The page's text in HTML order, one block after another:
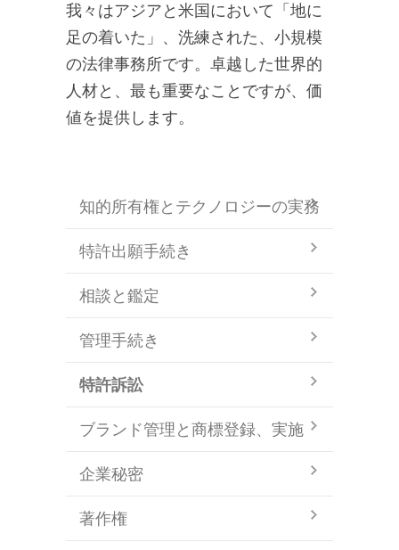
我々はアジアと米国において「地に
足の着いた」、洗練された、小規模
の法律事務所です。卓越した世界的
人材と、最も重要なことですが、価
値を提供します。
知的所有権とテクノロジーの実務
特許出願手続き
相談と鑑定
管理手続き
特許訴訟
ブランド管理と商標登録、実施
企業秘密
著作権